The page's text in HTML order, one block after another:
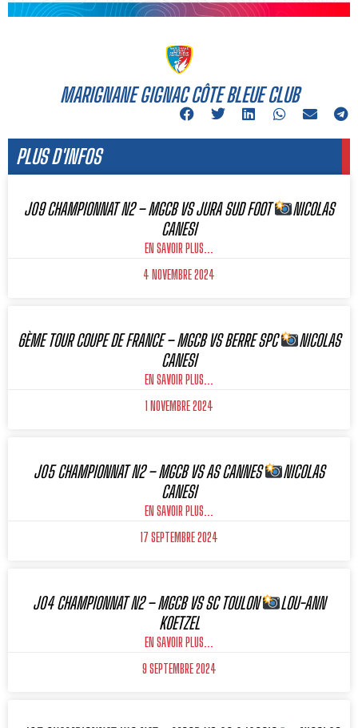
MARIGNANE GIGNAC CÔTE BLEUE CLUB
PLUS D'INFOS
J09 CHAMPIONNAT N2 – MGCB VS JURA SUD FOOT
NICOLAS
CANESI
EN SAVOIR PLUS...
4 NOVEMBRE 2024
6ÈME TOUR COUPE DE FRANCE – MGCB VS BERRE SPC
NICOLAS
CANESI
EN SAVOIR PLUS...
1 NOVEMBRE 2024
J05 CHAMPIONNAT N2 – MGCB VS AS CANNES
NICOLAS
CANESI
EN SAVOIR PLUS...
17 SEPTEMBRE 2024
J04 CHAMPIONNAT N2 – MGCB VS SC TOULON
LOU-ANN
KOETZEL
EN SAVOIR PLUS...
9 SEPTEMBRE 2024